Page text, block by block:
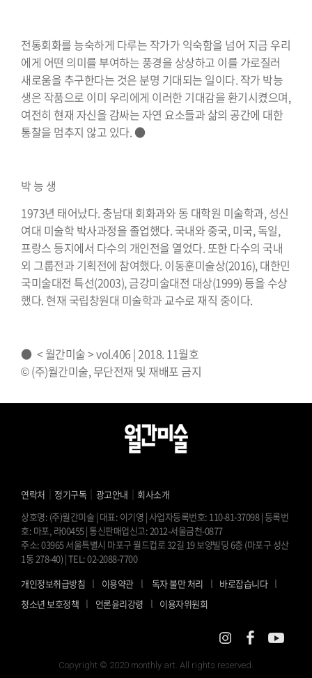
전통회화를 능숙하게 다루는 작가가 익숙함을 넘어 지금 우리
에게 어떤 의미를 부여하는 풍경을 상상하고 이를 가로질러
새로움을 추구한다는 것은 분명 기대되는 일이다. 작가 박능
생은 작품으로 이미 우리에게 이러한 기대감을 환기시켰으며,
여전히 현재 자신을 감싸는 자연 요소들과 삶의 공간에 대한
통찰을 멈추지 않고 있다. ●
박 능 생
1973년 태어났다. 충남대 회화과와 동 대학원 미술학과, 성신
여대 미술학 박사과정을 졸업했다. 국내와 중국, 미국, 독일,
프랑스 등지에서 다수의 개인전을 열었다. 또한 다수의 국내
외 그룹전과 기획전에 참여했다. 이동훈미술상(2016), 대한민
국미술대전 특선(2003), 금강미술대전 대상(1999) 등을 수상
했다. 현재 국립창원대 미술학과 교수로 재직 중이다.
● < 월간미술 > vol.406 | 2018. 11월호⠀⠀
© (주)월간미술, 무단전재 및 재배포 금지
연락처 정기구독 광고안내
회사소개
상호명: (주)월간미술 | 대표: 이기영 | 사업자등록번호: 110-81-37098 | 등록번
호: 마포, 라00455 | 통신판매업신고: 2012-서울금천-0877
주소: 03965 서울특별시 마포구 월드컵로 32길 19 보양빌딩 6층 (마포구 성산
1동 278-40) | TEL: 02-2088-7700
개인정보취급방침 l 이용약관 l 독자 불만 처리 l 바로잡습니다 l
청소년 보호정책 l 언론윤리강령 l 이용자위원회
Copyright © 2020 monthly art. All rights reserved.